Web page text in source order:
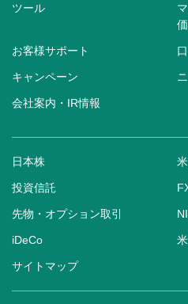
ツール
お客様サポート
キャンペーン
会社案内・IR情報
日本株
投資信託
先物・オプション取引
iDeCo
サイトマップ